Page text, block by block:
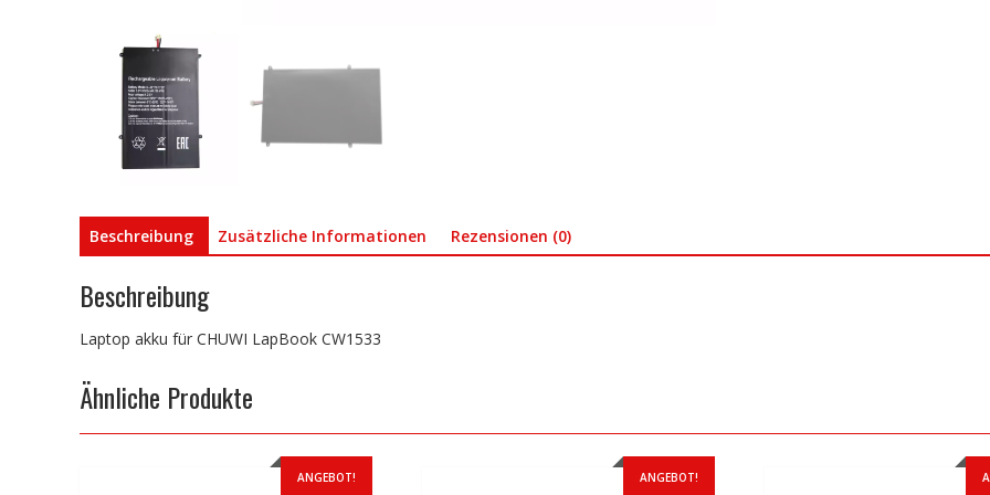
Beschreibung Zusätzliche Informationen Rezensionen (0)
Beschreibung
Laptop akku für CHUWI LapBook CW1533
Ähnliche Produkte
ANGEBOT! ANGEBOT!